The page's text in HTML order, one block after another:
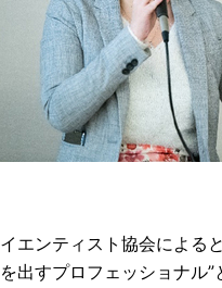
ンティスト協会による
すプロフェッショナル”